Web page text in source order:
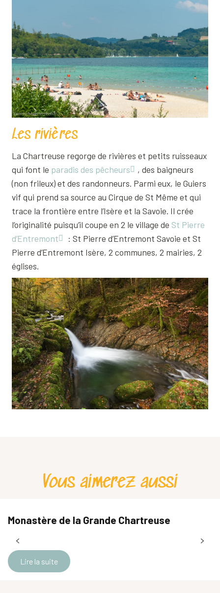
Les rivières
La Chartreuse regorge de rivières et petits ruisseaux
qui font le paradis des pêcheurs
, des baigneurs
(non frileux) et des randonneurs. Parmi eux, le Guiers
vif qui prend sa source au Cirque de St Même et qui
trace la frontière entre l’Isère et la Savoie. Il crée
l’originalité puisqu’il coupe en 2 le village de St Pierre
d’Entremont
: St Pierre d’Entremont Savoie et St
Pierre d’Entremont Isère, 2 communes, 2 mairies, 2
églises.
Vous aimerez aussi
Monastère de la Grande Chartreuse
Lire la suite